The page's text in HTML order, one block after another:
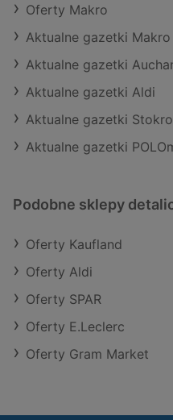
Oferty Makro
Aktualne gazetki Makro
Aktualne gazetki
Aktualne gazetki Aldi
Aktualne gazetki
Aktualne gazetki
Podobne sklepy
Oferty Kaufland
Oferty Aldi
Oferty SPAR
Oferty E.Leclerc
Oferty Gram Market